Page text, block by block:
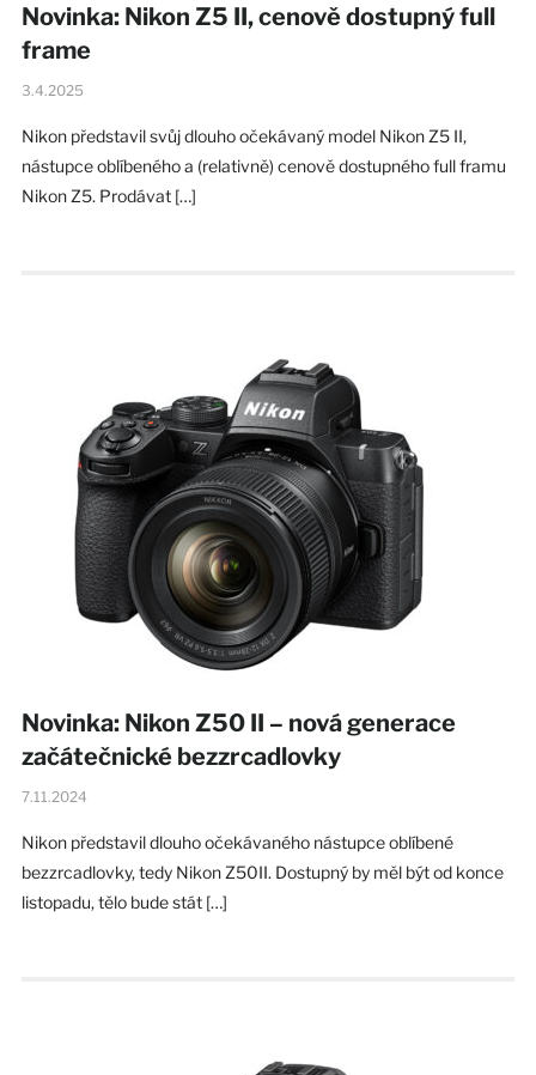
Novinka: Nikon Z5 II, cenově dostupný full
frame
3.4.2025
Nikon představil svůj dlouho očekávaný model Nikon Z5 II,
nástupce oblíbeného a (relativně) cenově dostupného full framu
Nikon Z5. Prodávat […]
Novinka: Nikon Z50 II – nová generace
začátečnické bezzrcadlovky
7.11.2024
Nikon představil dlouho očekávaného nástupce oblíbené
bezzrcadlovky, tedy Nikon Z50II. Dostupný by měl být od konce
listopadu, tělo bude stát […]